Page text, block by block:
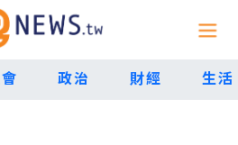
政治 財經 生活